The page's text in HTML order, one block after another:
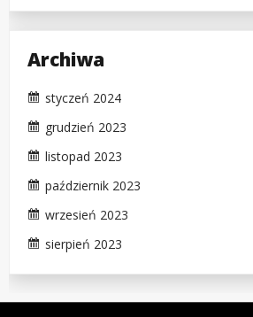
Archiwa
styczeń 2024
grudzień 2023
listopad 2023
październik 2023
wrzesień 2023
sierpień 2023